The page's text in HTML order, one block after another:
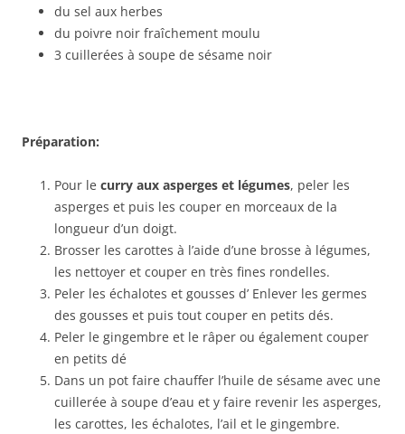
du sel aux herbes
du poivre noir fraîchement moulu
3 cuillerées à soupe de sésame noir
Préparation:
Pour le curry aux asperges et légumes, peler les
asperges et puis les couper en morceaux de la
longueur d’un doigt.
Brosser les carottes à l’aide d’une brosse à légumes,
les nettoyer et couper en très fines rondelles.
Peler les échalotes et gousses d’ Enlever les germes
des gousses et puis tout couper en petits dés.
Peler le gingembre et le râper ou également couper
en petits dé
Dans un pot faire chauffer l’huile de sésame avec une
cuillerée à soupe d’eau et y faire revenir les asperges,
les carottes, les échalotes, l’ail et le gingembre.